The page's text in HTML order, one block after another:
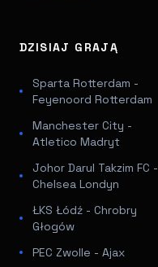
DZISIAJ GRAJĄ
Sparta Rotterdam -
Feyenoord Rotterdam
Manchester City -
Atletico Madryt
Johor Darul Takzim FC -
Chelsea Londyn
ŁKS Łódź - Chrobry
Głogów
PEC Zwolle - Ajax